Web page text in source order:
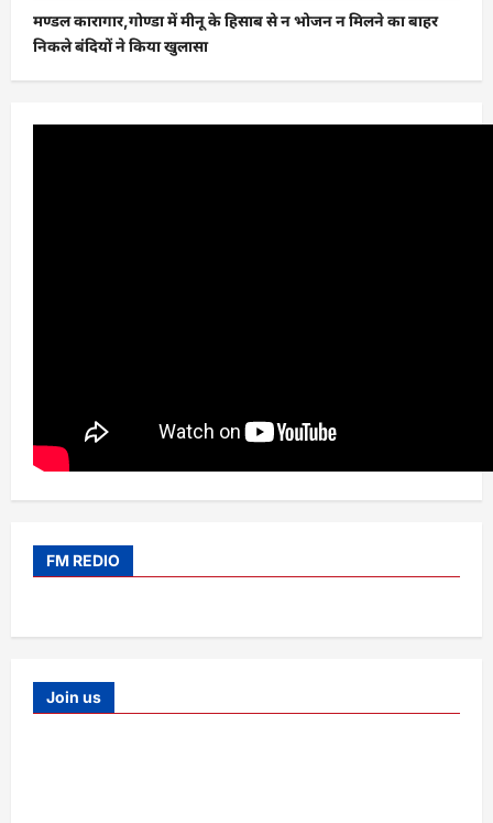
मण्डल कारागार,गोण्डा में मीनू के हिसाब से न भोजन न मिलने का बाहर
निकले बंदियों ने किया खुलासा
FM REDIO
Join us